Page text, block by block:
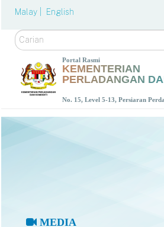
Malay | English
Carian
Portal Rasmi
KEMENTERIAN
PERLADANGAN
No. 15, Level 5-13, Persiaran
MEDIA